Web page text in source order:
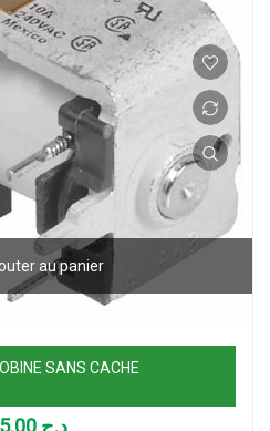
au panier
SANS CACHE
د.ج